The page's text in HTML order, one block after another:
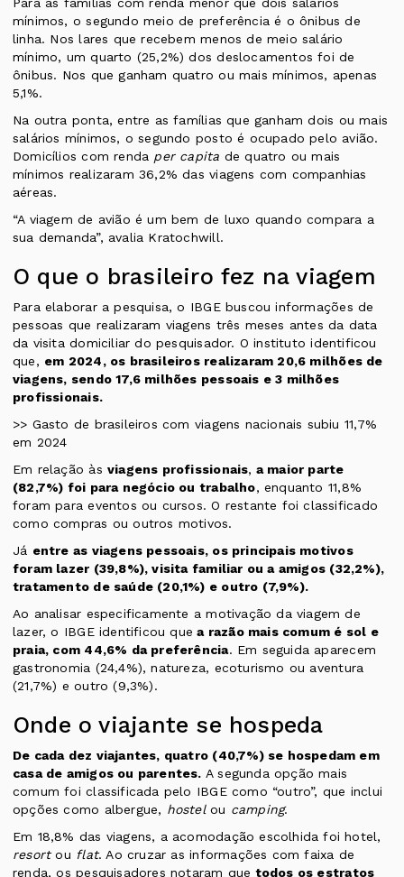
Para as famílias com renda menor que dois salários
mínimos, o segundo meio de preferência é o ônibus de
linha. Nos lares que recebem menos de meio salário
mínimo, um quarto (25,2%) dos deslocamentos foi de
ônibus. Nos que ganham quatro ou mais mínimos, apenas
5,1%.
Na outra ponta, entre as famílias que ganham dois ou mais
salários mínimos, o segundo posto é ocupado pelo avião.
Domicílios com renda per capita de quatro ou mais
mínimos realizaram 36,2% das viagens com companhias
aéreas.
“A viagem de avião é um bem de luxo quando compara a
sua demanda”, avalia Kratochwill.
O que o brasileiro fez na viagem
Para elaborar a pesquisa, o IBGE buscou informações de
pessoas que realizaram viagens três meses antes da data
da visita domiciliar do pesquisador. O instituto identificou
que, em 2024, os brasileiros realizaram 20,6 milhões de
viagens, sendo 17,6 milhões pessoais e 3 milhões
profissionais.
>> Gasto de brasileiros com viagens nacionais subiu 11,7%
em 2024
Em relação às viagens profissionais, a maior parte
(82,7%) foi para negócio ou trabalho, enquanto 11,8%
foram para eventos ou cursos. O restante foi classificado
como compras ou outros motivos.
Já entre as viagens pessoais, os principais motivos
foram lazer (39,8%), visita familiar ou a amigos (32,2%),
tratamento de saúde (20,1%) e outro (7,9%).
Ao analisar especificamente a motivação da viagem de
lazer, o IBGE identificou que a razão mais comum é sol e
praia, com 44,6% da preferência. Em seguida aparecem
gastronomia (24,4%), natureza, ecoturismo ou aventura
(21,7%) e outro (9,3%).
Onde o viajante se hospeda
De cada dez viajantes, quatro (40,7%) se hospedam em
casa de amigos ou parentes. A segunda opção mais
comum foi classificada pelo IBGE como “outro”, que inclui
opções como albergue, hostelou camping.
Em 18,8% das viagens, a acomodação escolhida foi hotel,
resortou flat. Ao cruzar as informações com faixa de
renda, os pesquisadores notaram que todos os estratos